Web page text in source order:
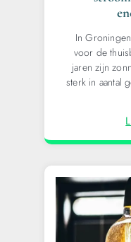
In
voor de
jaren zijn
sterk in aantal